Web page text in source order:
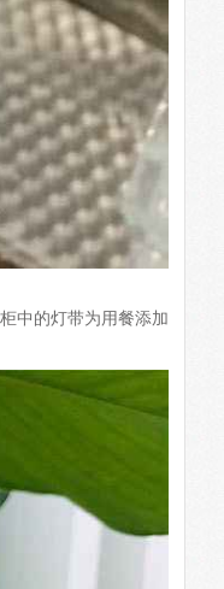
中的灯带为用餐添加